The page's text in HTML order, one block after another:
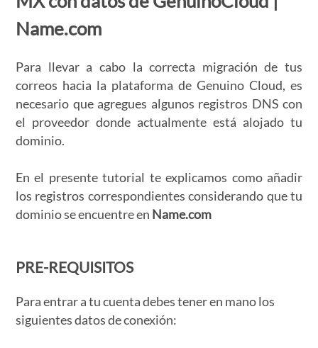
Name.com
Para llevar a cabo la correcta migración de tus
correos hacia la plataforma de Genuino Cloud, es
necesario que agregues algunos registros DNS con
el proveedor donde actualmente está alojado tu
dominio.
En el presente tutorial te explicamos como añadir
los registros correspondientes considerando que tu
dominio se encuentre en Name.com
PRE-REQUISITOS
Para entrar a tu cuenta debes tener en mano los
siguientes datos de conexión: